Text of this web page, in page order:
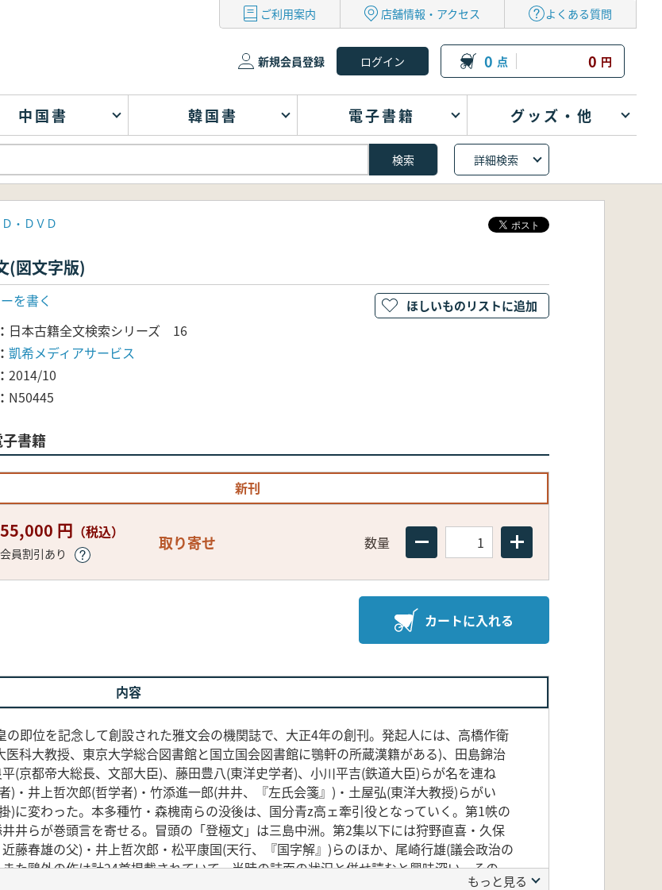
ご利用案内 店舗情報・アクセス よくある質問
新規会員登録 0 点 0 円
中国書 韓国書 電子書籍 グッズ・他
詳細検索
Ｄ・ＤＶＤ
(図文字版)
を書く
日本古籍全文検索シリーズ 16
凱希メディアサービス
2014/10
N50445
書籍
新刊
55,000 円 （税込）
会員割引あり
取り寄せ 数量
カートに入れる
ほしいものリストに追加
内容
即位を記念して創設された雅文会の機関誌で、大正4年の創刊。発起人には、高橋作衛
科大教授、東京大学総合図書館と国立国会図書館に鶚軒の所蔵漢籍がある)、田島錦治
(京都帝大総長、文部大臣)、藤田豊八(東洋史学者)、小川平吉(鉄道大臣)らが名を連ね
)・井上哲次郎(哲学者)・竹添進一郎(井井、『左氏会箋』)・土屋弘(東洋大教授)らがい
)に変わった。本多種竹・森槐南らの没後は、国分青z高ェ牽引役となっていく。第1帙の
井らが巻頭言を寄せる。冒頭の「登極文」は三島中洲。第2集以下には狩野直喜・久保
藤春雄の父)・井上哲次郎・松平康国(天行、『国字解』)らのほか、尾崎行雄(議会政治の
た鷗外の作は計24首掲載されていて、当時の誌面の状況と併せ読むと興味深い。その
もっと見る